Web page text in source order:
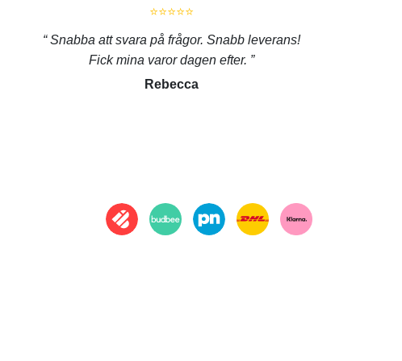
⭐⭐⭐⭐⭐
Snabba att svara på frågor. Snabb leverans!
Fick mina varor dagen efter.
Rebecca